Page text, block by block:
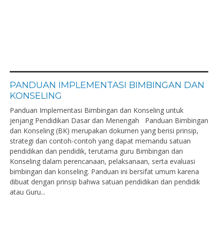
PANDUAN IMPLEMENTASI BIMBINGAN DAN
KONSELING
Panduan Implementasi Bimbingan dan Konseling untuk
jenjang Pendidikan Dasar dan Menengah Panduan Bimbingan
dan Konseling (BK) merupakan dokumen yang berisi prinsip,
strategi dan contoh-contoh yang dapat memandu satuan
pendidikan dan pendidik, terutama guru Bimbingan dan
Konseling dalam perencanaan, pelaksanaan, serta evaluasi
bimbingan dan konseling. Panduan ini bersifat umum karena
dibuat dengan prinsip bahwa satuan pendidikan dan pendidik
atau Guru...